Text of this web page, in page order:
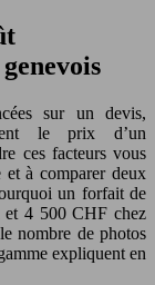
sur un devis,
le prix d’un
ces facteurs vous
à comparer deux
un forfait de
et 4 500 CHF chez
nombre de photos
expliquent en